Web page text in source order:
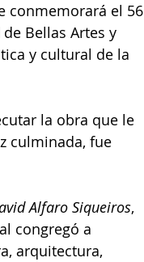
conmemorará el 56
Bellas Artes y
y cultural de la
la obra que le
culminada, fue
Alfaro Siqueiros,
congregó a
arquitectura,